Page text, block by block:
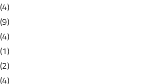
(4)
(9)
(4)
(1)
(2)
(4)